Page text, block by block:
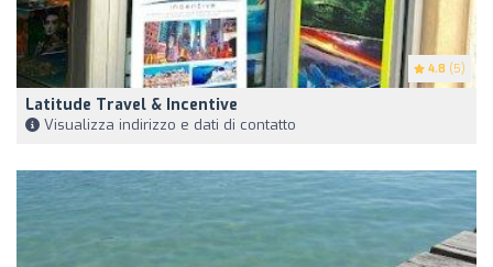
4.8 (5)
Latitude Travel & Incentive
Visualizza indirizzo e dati di contatto